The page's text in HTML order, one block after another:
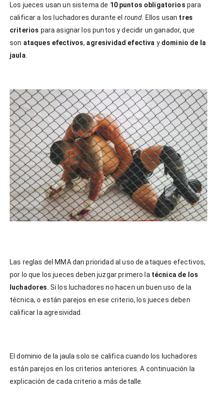
Los jueces usan un sistema de 10 puntos obligatorios para
calificar a los luchadores durante el round . Ellos usan tres
criterios para asignar los puntos y decidir un ganador, que
son ataques efectivos, agresividad efectiva y dominio de la
jaula
Las reglas del MMA dan prioridad al uso de ataques efectivos,
por lo que los jueces deben juzgar primero la técnica de los
luchadores . Si los luchadores no hacen un buen uso de la
técnica, o están parejos en ese criterio, los jueces deben
calificar la agresividad.
El dominio de la jaula solo se califica cuando los luchadores
están parejos en los criterios anteriores. A continuación la
explicación de cada criterio a más detalle.